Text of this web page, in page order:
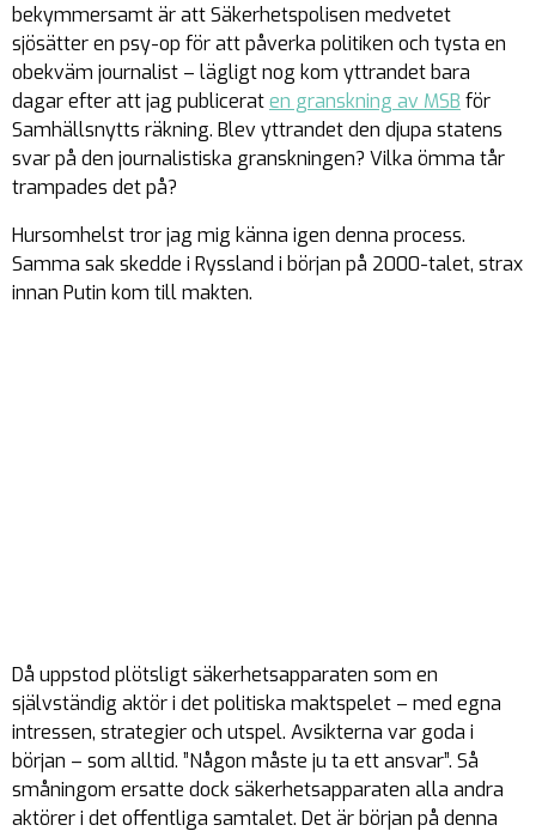
bekymmersamt är att Säkerhetspolisen medvetet
sjösätter en psy-op för att påverka politiken och tysta en
obekväm journalist – lägligt nog kom yttrandet bara
dagar efter att jag publiceraten granskning av MSB för
Samhällsnytts räkning. Blev yttrandet den djupa statens
svar på den journalistiska granskningen? Vilka ömma tår
trampades det på?
Hursomhelst tror jag mig känna igen denna process.
Samma sak skedde i Ryssland i början på 2000-talet, strax
innan Putin kom till makten.
Då uppstod plötsligt säkerhetsapparaten som en
självständig aktör i det politiska maktspelet – med egna
intressen, strategier och utspel. Avsikterna var goda i
början – som alltid. ”Någon måste ju ta ett ansvar”. Så
småningom ersatte dock säkerhetsapparaten alla andra
aktörer i det offentliga samtalet. Det är början på denna